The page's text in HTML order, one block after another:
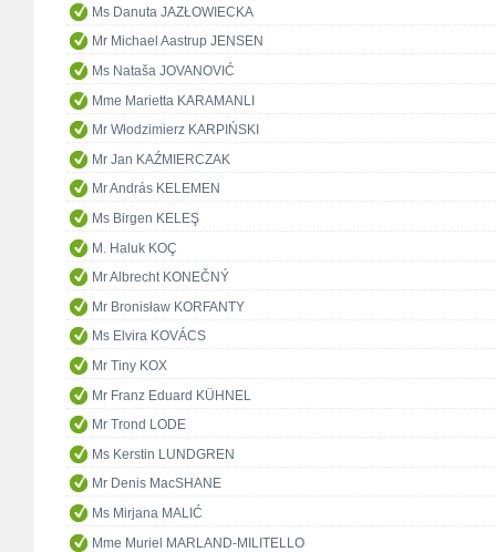
Ms Danuta JAZŁOWIECKA
Mr Michael Aastrup JENSEN
Ms Nataša JOVANOVIĆ
Mme Marietta KARAMANLI
Mr Włodzimierz KARPIŃSKI
Mr Jan KAŹMIERCZAK
Mr András KELEMEN
Ms Birgen KELEŞ
M. Haluk KOÇ
Mr Albrecht KONEČNÝ
Mr Bronisław KORFANTY
Ms Elvira KOVÁCS
Mr Tiny KOX
Mr Franz Eduard KÜHNEL
Mr Trond LODE
Ms Kerstin LUNDGREN
Mr Denis MacSHANE
Ms Mirjana MALIĆ
Mme Muriel MARLAND-MILITELLO